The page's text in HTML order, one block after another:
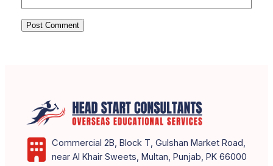
Commercial 2B, Block T, Gulshan Market Road,
near Al Khair Sweets, Multan, Punjab, PK 66000